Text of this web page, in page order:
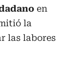
en
la
las labores